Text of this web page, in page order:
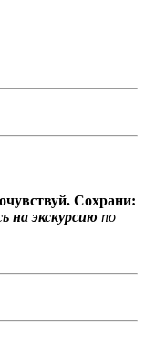
Сохрани:
на экскурсию по